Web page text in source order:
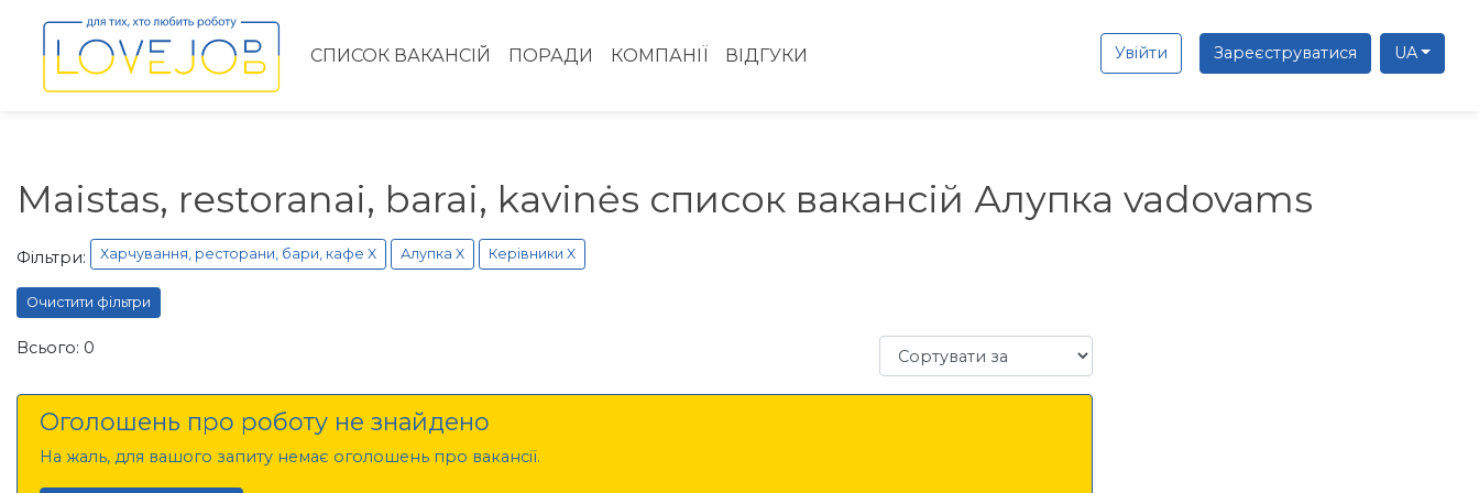
СПИСОК ВАКАНСІЙ ПОРАДИ КОМПАНІЇ ВІДГУКИ Увійти Зареєструватися UA
Maistas, restoranai, barai, kavinės список вакансій Алупка vadovams
Фільтри: Харчування, ресторани, бари, кафе X Алупка X Керівники X
Очистити фільтри
Всього: 0 Сортувати за
Оголошень про роботу не знайдено
На жаль, для вашого запиту немає оголошень про вакансії.